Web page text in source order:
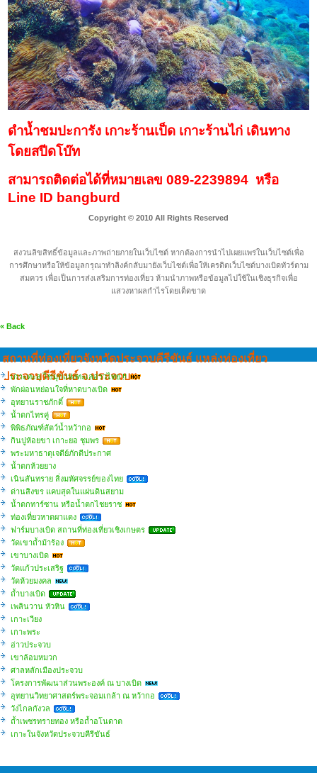
ดำน้ำชมปะการัง เกาะร้านเป็ด เกาะร้านไก่ เดินทาง
โดยสปีดโบ๊ท
สามารถติดต่อได้ที่หมายเลข 089-2239894 หรือ
Line ID bangburd
Copyright © 2010 All Rights Reserved
สงวนลิขสิทธิ์ข้อมูลและภาพถ่ายภายในเว็บไซต์ หากต้องการนำไปเผยแพร่ในเว็บไซต์เพื่อ
การศึกษาหรือให้ข้อมูลกรุณาทำลิงค์กลับมายังเว็บไซต์เพื่อให้เครดิตเว็บไซด์บางเบิดทัวร์ตาม
สมควร เพื่อเป็นการส่งเสริมการท่องเที่ยว ห้ามนำภาพหรือข้อมูลไปใช้ในเชิงธุรกิจเพื่อ
แสวงหาผลกำไรโดยเด็ดขาด
« Back
สถานที่ท่องเที่ยวจังหวัดประจวบคีรีขันธ์ แหล่งท่องเที่ยว
ประจวบคีรีขันธ์ จ.ประจวบฯ
เกาะทะลุ ไข่มุกแห่งทะเลอ่าวไทย !!
พักผ่อนหย่อนใจที่หาดบางเบิด
อุทยานราชภักดิ์
น้ำตกไทรคู่
พิพิธภัณฑ์สัตว์น้ำหว้ากอ
กินปูห้อยขา เกาะยอ ชุมพร
พระมหาธาตุเจดีย์ภักดีประกาศ
น้ำตกห้วยยาง
เนินสันทราย สิ่งมหัศจรรย์ของไทย
ด่านสิงขร แคบสุดในแผ่นดินสยาม
น้ำตกทาร์ซาน หรือน้ำตกไชยราช
ท่องเที่ยวหาดผาแดง
ฟาร์มบางเบิด สถานที่ท่องเที่ยวเชิงเกษตร
วัดเขาถ้ำม้าร้อง
เขาบางเบิด
วัดแก้วประเสริฐ
วัดห้วยมงคล
ถ้ำบางเบิด
เพลินวาน หัวหิน
เกาะเวียง
เกาะพระ
อ่าวประจวบ
เขาล้อมหมวก
ศาลหลักเมืองประจวบ
โครงการพัฒนาส่วนพระองค์ ณ บางเบิด
อุทยานวิทยาศาสตร์พระจอมเกล้า ณ หว้ากอ
วังไกลกังวล
ถ้ำเพชรทรายทอง หรือถ้ำอโนดาต
เกาะในจังหวัดประจวบคีรีขันธ์